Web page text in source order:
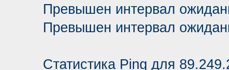
Превышен интервал
Превышен интервал
Статистика Ping для